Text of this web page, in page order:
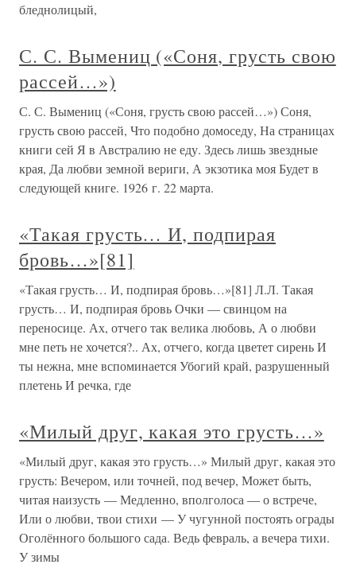
бледнолицый,
С. С. Вымениц («Соня, грусть свою
рассей…»)
С. С. Вымениц («Соня, грусть свою рассей…») Соня,
грусть свою рассей, Что подобно домоседу, На страницах
книги сей Я в Австралию не еду. Здесь лишь звездные
края, Да любви земной вериги, А экзотика моя Будет в
следующей книге. 1926 г. 22 марта.
«Такая грусть… И, подпирая
бровь…»[81]
«Такая грусть… И, подпирая бровь…»[81] Л.Л. Такая
грусть… И, подпирая бровь Очки — свинцом на
переносице. Ах, отчего так велика любовь, А о любви
мне петь не хочется?.. Ах, отчего, когда цветет сирень И
ты нежна, мне вспоминается Убогий край, разрушенный
плетень И речка, где
«Милый друг, какая это грусть…»
«Милый друг, какая это грусть…» Милый друг, какая это
грусть: Вечером, или точней, под вечер, Может быть,
читая наизусть — Медленно, вполголоса — о встрече,
Или о любви, твои стихи — У чугунной постоять ограды
Оголённого большого сада. Ведь февраль, а вечера тихи.
У зимы